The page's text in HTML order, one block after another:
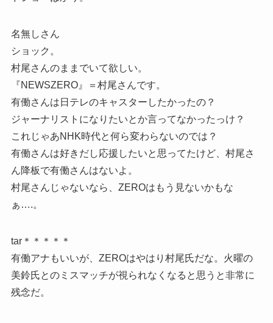
名無しさん
ショック。
村尾さんのままでいて欲しい。
『NEWSZERO』＝村尾さんです。
有働さんは日テレのキャスターしたかったの？
ジャーナリストになりたいとか言ってなかったっけ？
これじゃあNHK時代と何ら変わらないのでは？
有働さんは好きだし応援したいと思ってたけど、村尾さ
ん降板で有働さんはないよ。
村尾さんじゃないなら、ZEROはもう見ないかもな
ぁ….。
tar＊＊＊＊＊
有働アナもいいが、ZEROはやはり村尾氏だな。火曜の
美鈴氏とのミスマッチが視られなくなると思うと非常に
残念だ。